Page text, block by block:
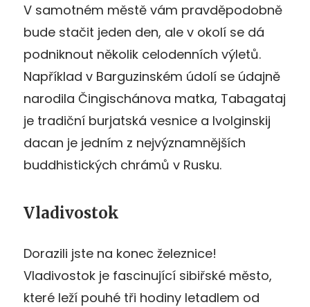
V samotném městě vám pravděpodobně
bude stačit jeden den, ale v okolí se dá
podniknout několik celodenních výletů.
Například v Barguzinském údolí se údajně
narodila Čingischánova matka, Tabagataj
je tradiční burjatská vesnice a Ivolginskij
dacan je jedním z nejvýznamnějších
buddhistických chrámů v Rusku.
Vladivostok
Dorazili jste na konec železnice!
Vladivostok je fascinující sibiřské město,
které leží pouhé tři hodiny letadlem od